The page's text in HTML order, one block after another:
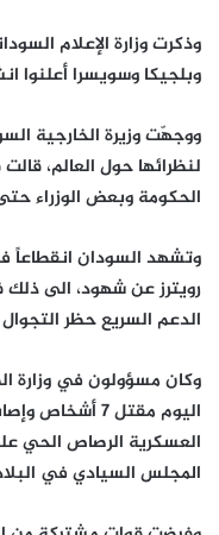
وذكرت وزارة الإعلام
وبلجيكا وسويسرا أعلنوا
ووجهّت وزيرة الخارجية
لنظرائها حول العالم،
الحكومة وبعض الوزراء
وتشهد السودان انقطاعاً
رويترز عن شهود، الى
الدعم السريع حظر
وكان مسؤولون في وزارة
العسكرية الرصاص الحي
المجلس السيادي في